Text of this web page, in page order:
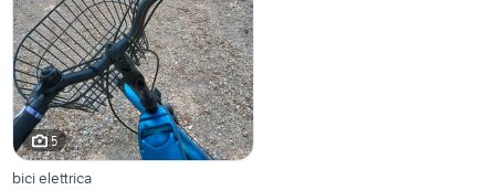
5
bici elettrica